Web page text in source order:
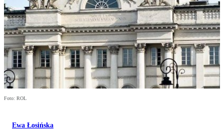
Foto: ROL
Ewa Łosińska